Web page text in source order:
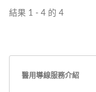
果。 ZMI提供標準的
配選項：48ohm...
結果 1 - 4 的 4
醫用導線服務介紹